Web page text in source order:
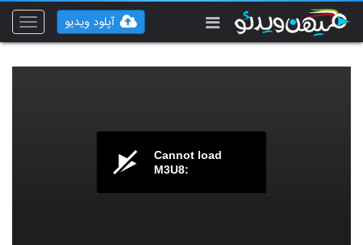
Toggle
آپلود ویدیو
Cannot load
M3U8: